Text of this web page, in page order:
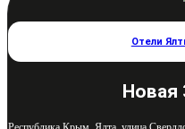
Отели
Новая